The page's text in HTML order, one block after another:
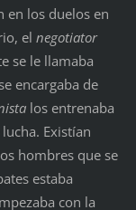
en los duelos en
el negotiator
se le llamaba
encargaba de
los entrenaba
Existían
hombres que se
estaba
con la